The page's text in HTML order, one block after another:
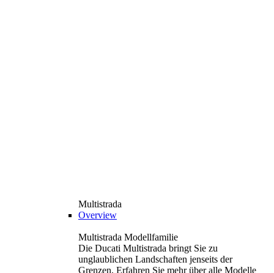
Multistrada
Overview
Multistrada Modellfamilie
Die Ducati Multistrada bringt Sie zu
unglaublichen Landschaften jenseits der
Grenzen. Erfahren Sie mehr über alle Modelle